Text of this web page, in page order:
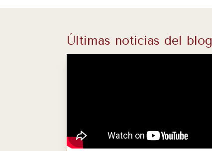
Últimas noticias del blog